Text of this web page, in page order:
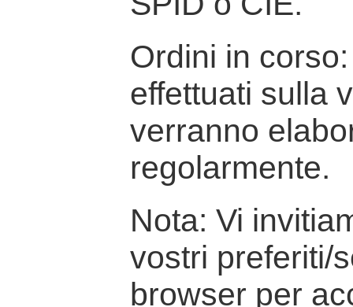
Ordini in
effettuati sulla
verranno
regolarmente.
Nota: Vi
vostri preferiti/
browser per